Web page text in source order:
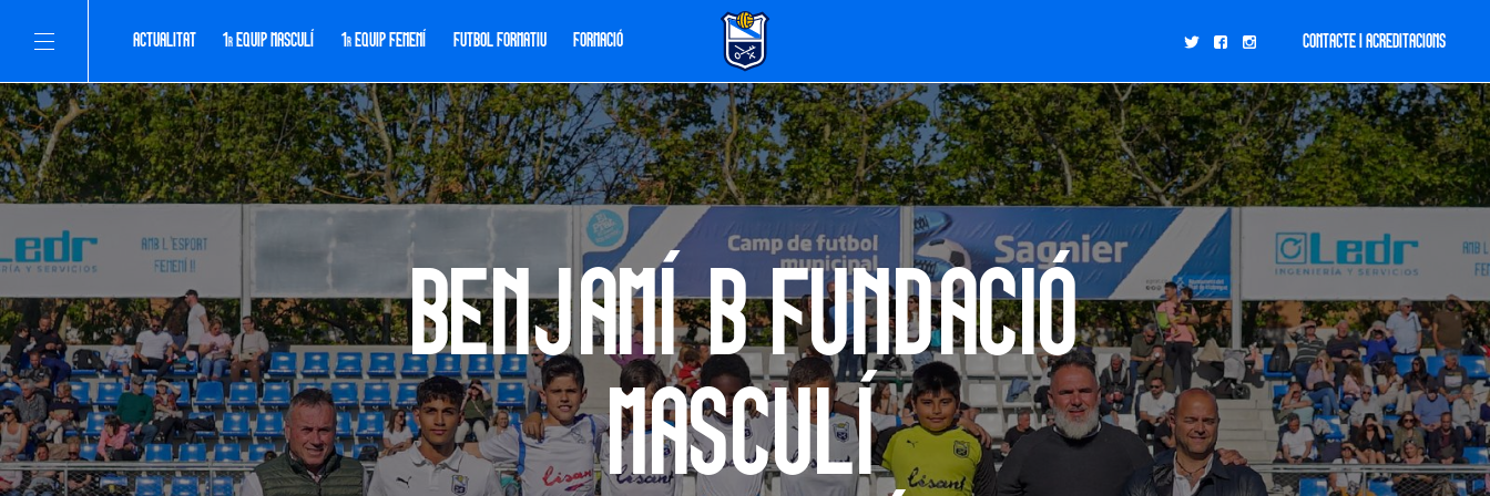
ACTUALITAT 1 R EQUIP MASCULÍ 1 R EQUIP FEMENÍ FUTBOL FORMATIU FORMACIÓ CONTACTE I ACREDITACIONS
Benjamí B Fundació
Masculí